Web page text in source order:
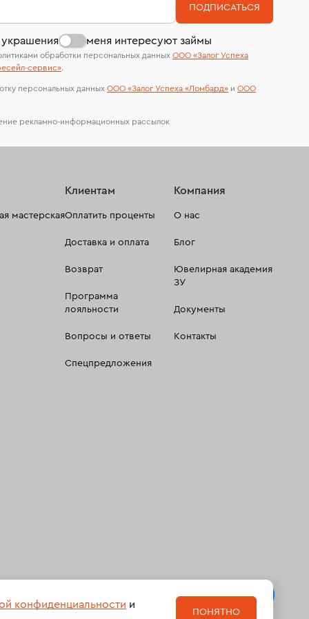
В кредит от Т-Банка (до 50 000 руб., на 3–6
сертификаты МГУ и других геммологических
лабораторий
меня интересуют займы
ПОДПИСАТЬСЯ
обработки персональных данных ООО «Залог Успеха
сервиc».
персональных данных ООО «Залог Успеха «Ломбард» и ООО
рекламно-информационных рассылок
мастерская
Клиентам
Оплатить проценты
Доставка и оплата
Возврат
Программа
лояльности
Вопросы и ответы
Спецпредложения
Компания
О нас
Блог
Ювелирная академия
ЗУ
Документы
Контакты
конфиденциальности и
ПОНЯТНО